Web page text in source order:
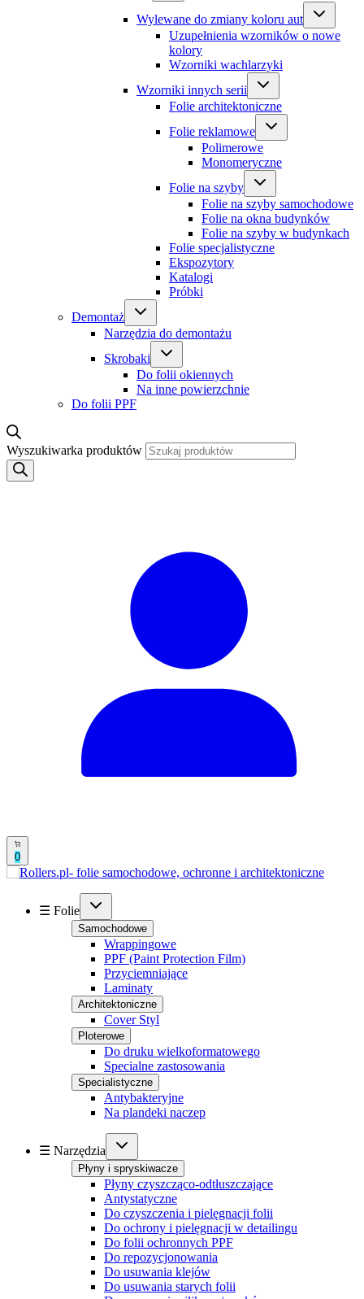
Wylewane do zmiany koloru aut
Uzupełnienia wzorników o nowe
kolory
Wzorniki wachlarzyki
Wzorniki innych serii
Folie architektoniczne
Folie reklamowe
Polimerowe
Monomeryczne
Folie na szyby
Folie na szyby samochodowe
Folie na okna budynków
Folie na szyby w budynkach
Folie specjalistyczne
Ekspozytory
Katalogi
Próbki
Demontaż
Narzędzia do demontażu
Skrobaki
Do folii okiennych
Na inne powierzchnie
Do folii PPF
Wyszukiwarka produktów
0
☰ Folie
Samochodowe
Wrappingowe
PPF (Paint Protection Film)
Przyciemniające
Laminaty
Architektoniczne
Cover Styl
Ploterowe
Do druku wielkoformatowego
Specialne zastosowania
Specialistyczne
Antybakteryjne
Na plandeki naczep
☰ Narzędzia
Płyny i spryskiwacze
Płyny czyszcząco-odtłuszczające
Antystatyczne
Do czyszczenia i pielęgnacji folii
Do ochrony i pielęgnacji w detailingu
Do folii ochronnych PPF
Do repozycjonowania
Do usuwania klejów
Do usuwania starych folii